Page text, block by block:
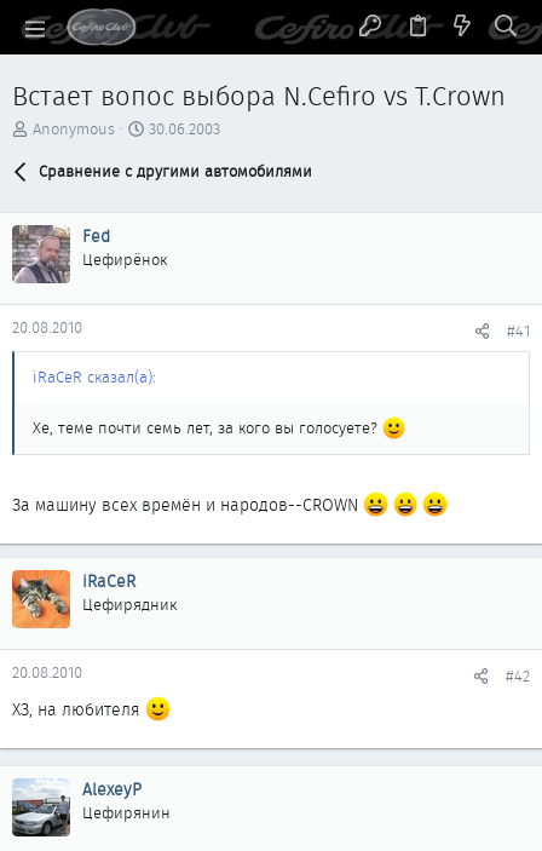
Встает вопос выбора N.Cefiro vs T.Crown
А
т
е
м
ы
Anonymous
Д
т
ч
л
30.06.2003
Сравнение с другими автомобилями
Fed
Цефирёнок
20.08.2010 #41
iRaCeR сказал(а):
Хе, теме почти семь лет, за кого вы голосуете?
За машину всех времён и народов--CROWN
iRaCeR
Цефирядник
20.08.2010 #42
ХЗ, на любителя
AlexeyP
Цефирянин